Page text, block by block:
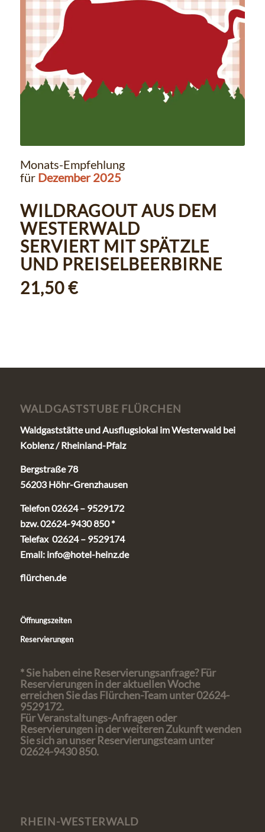
Monats-Empfehlung
für Dezember 2025
WILDRAGOUT AUS DEM
WESTERWALD
SERVIERT MIT SPÄTZLE
UND PREISELBEERBIRNE
21,50 €
WALDGASTSTUBE FLÜRCHEN
Waldgaststätte und Ausflugslokal im Westerwald bei
Koblenz / Rheinland-Pfalz
Bergstraße 78
56203 Höhr-Grenzhausen
Telefon 02624 – 9529172
bzw. 02624-9430 850 *
Telefax 02624 – 9529174
Email: info@hotel-heinz.de
flürchen.de
Öffnungszeiten
Reservierungen
* Sie haben eine Reservierungsanfrage? Für
Reservierungen in der aktuellen Woche
erreichen Sie das Flürchen-Team unter 02624-
9529172.
Für Veranstaltungs-Anfragen oder
Reservierungen in der weiteren Zukunft wenden
Sie sich an unser Reservierungsteam unter
02624-9430 850.
RHEIN-WESTERWALD